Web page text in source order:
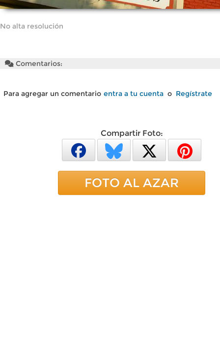
No alta resolución
Comentarios:
Para agregar un comentario entra a tu cuenta o Regístrate
Compartir Foto:
FOTO AL AZAR